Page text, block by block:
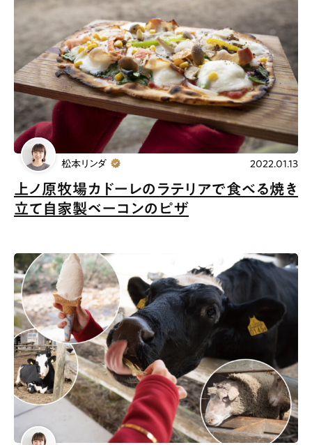
上ノ原牧場カドーレのラテリアで食べる焼き
立て自家製ベーコンのピザ
松本リンダ 2022.01.13